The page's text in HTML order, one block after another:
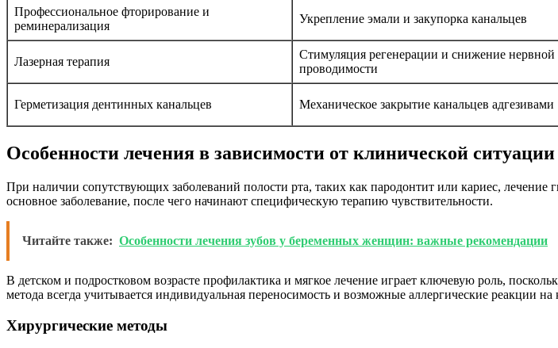
Профессиональное фторирование и
реминерализация
Укрепление эмали и закупорка канальцев
Лазерная терапия
Стимуляция регенерации и снижение нервной
проводимости
Герметизация дентинных канальцев Механическое закрытие канальцев адгезивами
Особенности лечения в зависимости от клинической ситуации
При наличии сопутствующих заболеваний полости рта, таких как пародонтит или кариес, лечение
основное заболевание, после чего начинают специфическую терапию чувствительности.
Читайте также: Особенности лечения зубов у беременных женщин: важные рекомендации
В детском и подростковом возрасте профилактика и мягкое лечение играет ключевую роль,
метода всегда учитывается индивидуальная переносимость и возможные аллергические реакции
Хирургические методы